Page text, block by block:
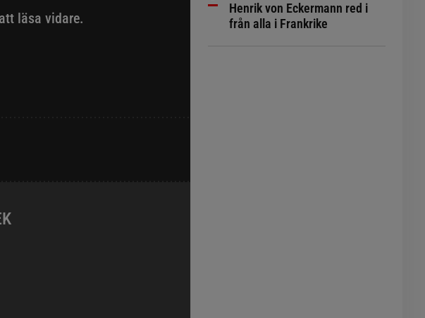
läsa vidare.
Henrik von Eckermann red i
från alla i Frankrike